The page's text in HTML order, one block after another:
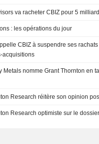
va racheter CBIZ pour 5
: les opérations du jour
CBIZ à suspendre ses
acquisitions
Metals nomme Grant Thornton en
: Barrington Research réitère son opinion
: Barrington Research optimiste sur le dossier